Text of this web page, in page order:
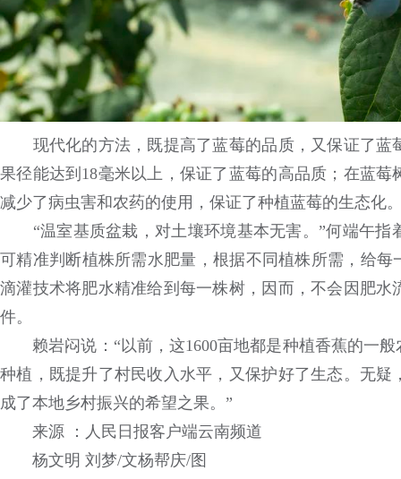
现代化的方法，既提高了蓝莓的品质，又保证了蓝
果径能达到18毫米以上，保证了蓝莓的高品质；在蓝
减少了病虫害和农药的使用，保证了种植蓝莓的生态化
“温室基质盆栽，对土壤环境基本无害。”何端午指
可精准判断植株所需水肥量，根据不同植株所需，给
滴灌技术将肥水精准给到每一株树，因而，不会因肥
件。
赖岩闷说：“以前，这1600亩地都是种植香蕉的一般
种植，既提升了村民收入水平，又保护好了生态。无
成了本地乡村振兴的希望之果。”
来源 ：人民日报客户端云南频道
杨文明 刘梦/文杨帮庆/图